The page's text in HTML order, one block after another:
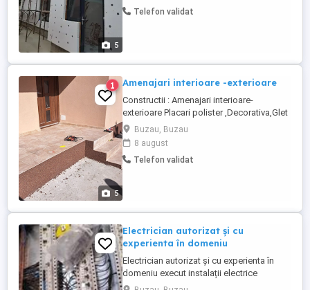
5
Telefon validat
5
1 Amenajari interioare -exterioare
Constructii : Amenajari interioare-
exterioare Placari polister ,Decorativa,Glet
,Gresie Faianta,Parchet Tencuiala manuala
Case la rosu si tot ce include domeniul
constructiilor Ptr delatii:
Buzau, Buzau
8 august
Telefon validat
Electrician autorizat și cu
experienta în domeniu
Electrician autorizat și cu experienta în
domeniu execut instalații electrice
civile(case, apartamente) și industriale